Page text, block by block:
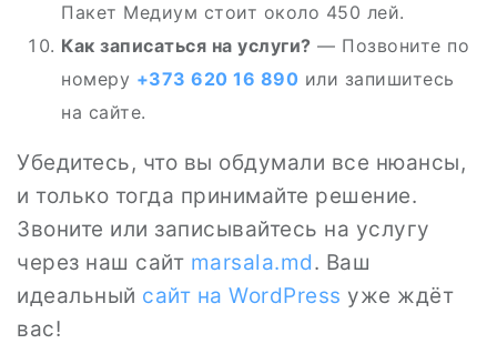
Пакет Медиум стоит около 450 лей.
Как записаться на услуги? — Позвоните по
номеру +373 620 16 890 или запишитесь
на сайте.
Убедитесь, что вы обдумали все нюансы,
и только тогда принимайте решение.
Звоните или записывайтесь на услугу
через наш сайт marsala.md. Ваш
идеальный сайт на WordPress уже ждёт
вас!